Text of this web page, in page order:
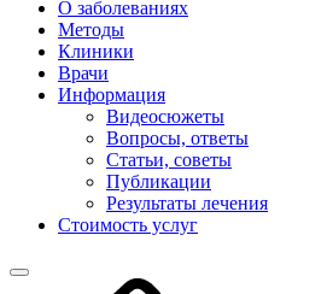
О заболеваниях
Методы
Клиники
Врачи
Информация
Видеосюжеты
Вопросы, ответы
Статьи, советы
Публикации
Результаты лечения
Стоимость услуг